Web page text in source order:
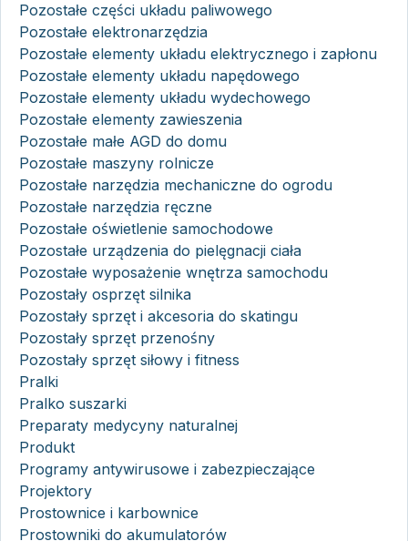
Pozostałe części układu paliwowego
Pozostałe elektronarzędzia
Pozostałe elementy układu elektrycznego i zapłonu
Pozostałe elementy układu napędowego
Pozostałe elementy układu wydechowego
Pozostałe elementy zawieszenia
Pozostałe małe AGD do domu
Pozostałe maszyny rolnicze
Pozostałe narzędzia mechaniczne do ogrodu
Pozostałe narzędzia ręczne
Pozostałe oświetlenie samochodowe
Pozostałe urządzenia do pielęgnacji ciała
Pozostałe wyposażenie wnętrza samochodu
Pozostały osprzęt silnika
Pozostały sprzęt i akcesoria do skatingu
Pozostały sprzęt przenośny
Pozostały sprzęt siłowy i fitness
Pralki
Pralko suszarki
Preparaty medycyny naturalnej
Produkt
Programy antywirusowe i zabezpieczające
Projektory
Prostownice i karbownice
Prostowniki do akumulatorów